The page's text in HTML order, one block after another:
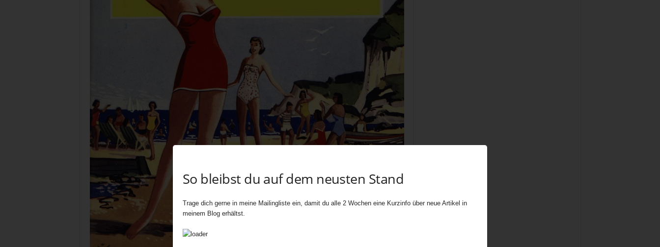
So bleibst du auf dem neusten Stand
Trage dich gerne in meine Mailingliste ein, damit du alle 2 Wochen eine Kurzinfo über neue Artikel in
meinem Blog erhältst.